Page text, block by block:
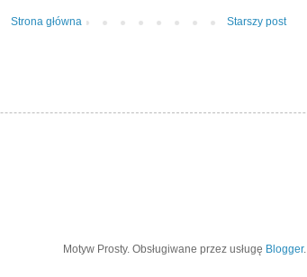
Starszy post
Strona główna
Motyw Prosty. Obsługiwane przez usługę Blogger.